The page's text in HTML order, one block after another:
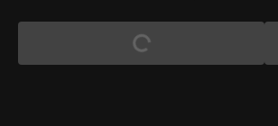
이 보여준다.